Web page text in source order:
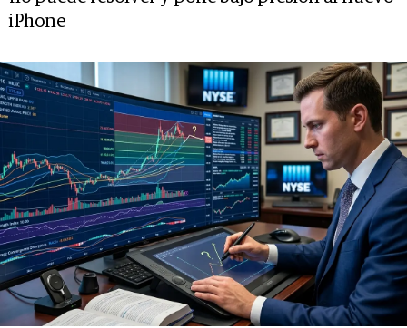
iPhone